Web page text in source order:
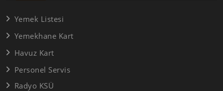
Yemek Listesi
Yemekhane Kart
Havuz Kart
Personel Servis
Radyo KSÜ